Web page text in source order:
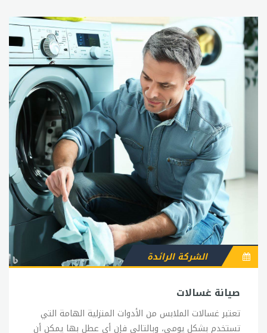
صيانة غسالات
الشركة الرائدة
تعتبر غسالات الملابس من الأدوات المنزلية الهامة التي
تستخدم بشكل يومي، وبالتالي فإن أي عطل بها يمكن أن